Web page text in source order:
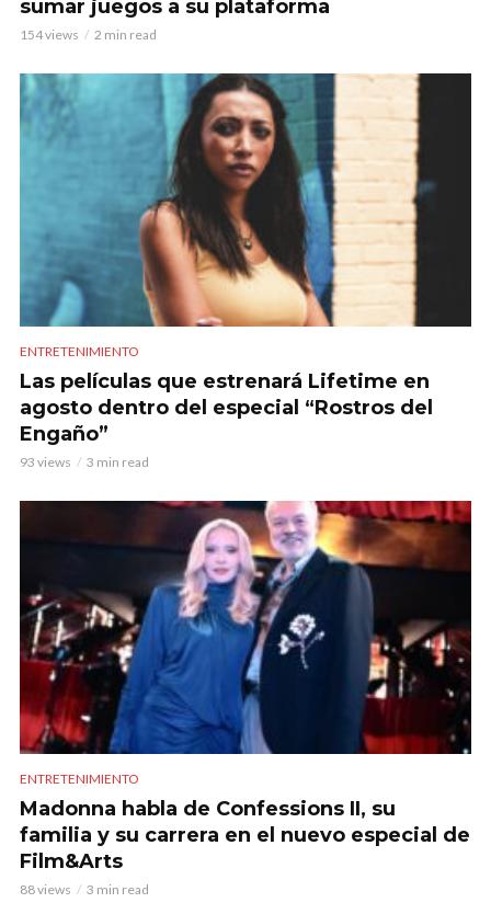
sumar juegos a su plataforma
154 views 2 min read
ENTRETENIMIENTO
Las películas que estrenará Lifetime en
agosto dentro del especial “Rostros del
Engaño”
93 views 3 min read
ENTRETENIMIENTO
Madonna habla de Confessions II, su
familia y su carrera en el nuevo especial de
Film&Arts
88 views 3 min read